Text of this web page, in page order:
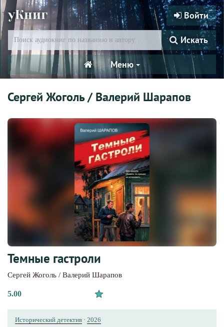
уКниг Войти
Искать
Меню
Сергей Жоголь / Валерий Шарапов
Темные гастроли
Сергей Жоголь / Валерий Шарапов
5.00
Исторический детектив · 2026